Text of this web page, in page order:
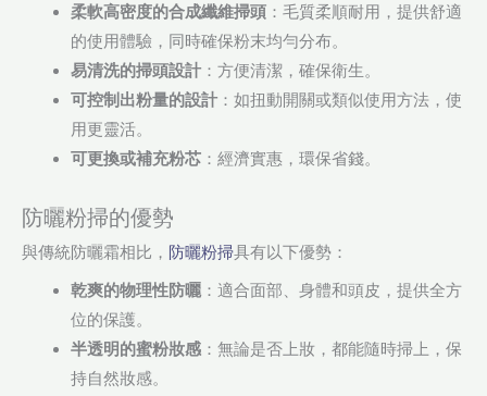
柔軟高密度的合成纖維掃頭 ：毛質柔順耐用，提供舒適
的使用體驗，同時確保粉末均勻分布。
易清洗的掃頭設計 ：方便清潔，確保衛生。
可控制出粉量的設計 ：如扭動開關或類似使用方法，使
用更靈活。
可更換或補充粉芯 ：經濟實惠，環保省錢。
防曬粉掃的優勢
與傳統防曬霜相比， 防曬粉掃具有以下優勢：
乾爽的物理性防曬：適合面部、身體和頭皮，提供全方
位的保護。
半透明的蜜粉妝感 ：無論是否上妝，都能隨時掃上，保
持自然妝感。